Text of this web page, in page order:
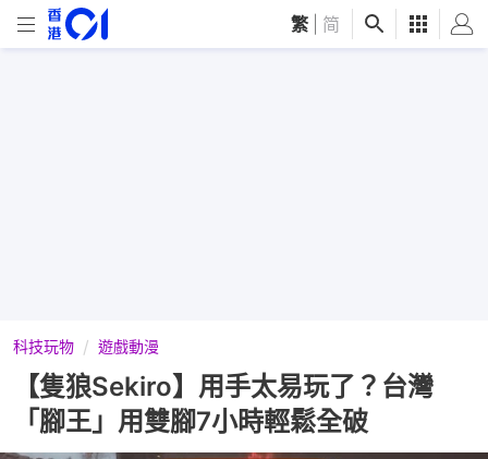
繁 简
科技玩物 遊戲動漫
【隻狼Sekiro】用手太易玩了？台灣
「腳王」用雙腳7小時輕鬆全破